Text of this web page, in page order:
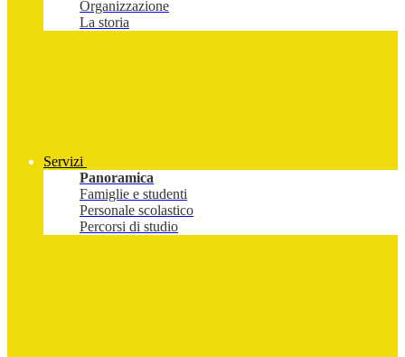
Organizzazione
La storia
Servizi
Panoramica
Famiglie e studenti
Personale scolastico
Percorsi di studio